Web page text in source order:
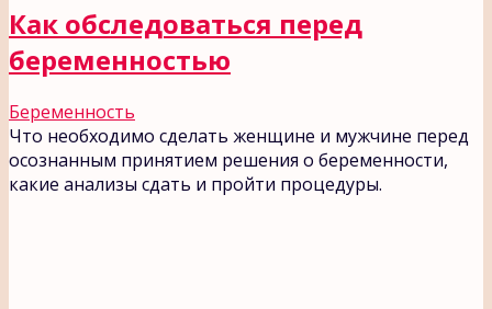
Как обследоваться перед
беременностью
Беременность
Что необходимо сделать женщине и мужчине перед
осознанным принятием решения о беременности,
какие анализы сдать и пройти процедуры.